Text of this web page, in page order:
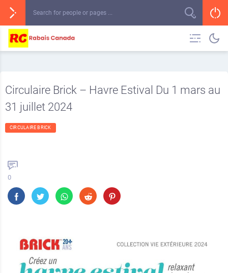
Circulaire Brick – Havre Estival Du 1 mars au
31 juillet 2024
CIRCULAIRE BRICK
0